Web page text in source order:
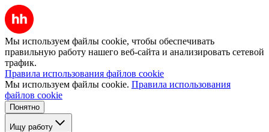
Мы используем файлы cookie, чтобы обеспечивать
правильную работу нашего веб-сайта и анализировать сетевой
трафик.
Правила использования файлов cookie
Мы используем файлы cookie. Правила использования
файлов cookie
Понятно
Ищу работу